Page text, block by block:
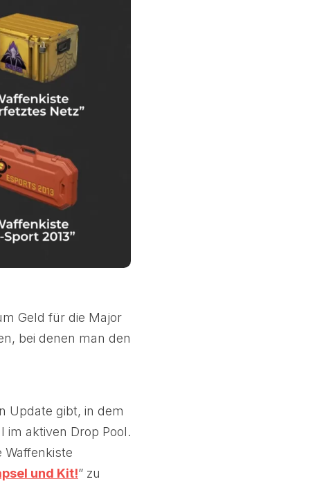
Geld für die Major
bei denen man den
Update gibt, in dem
im aktiven Drop Pool.
Waffenkiste
und Kit!” zu